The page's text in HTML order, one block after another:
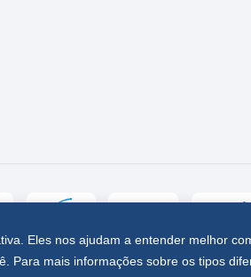
Eles nos ajudam a entender melhor
Para mais informações sobre os tipos